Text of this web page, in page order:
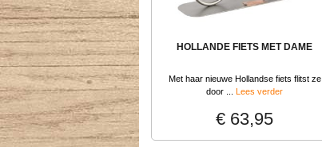
HOLLANDE FIETS MET DAME
Met haar nieuwe Hollandse fiets flitst ze
door ...
Lees verder
€ 63,95